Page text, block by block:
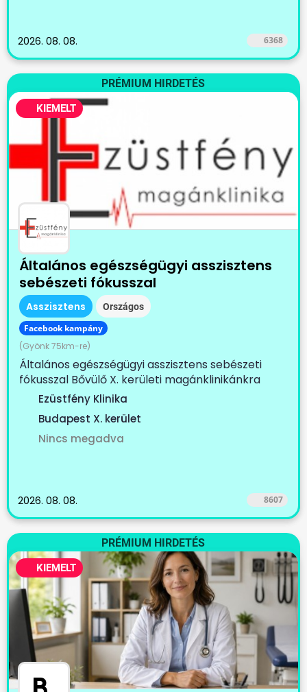
2026. 08. 08. 6368
PRÉMIUM HIRDETÉS
KIEMELT
Általános egészségügyi asszisztens
sebészeti fókusszal
Asszisztens Országos
Facebook kampány
(Gyönk 75km-re)
Általános egészségügyi asszisztens sebészeti
fókusszal Bővülő X. kerületi magánklinikánkra
keresünk...
Ezüstfény Klinika
Budapest X. kerület
Nincs megadva
2026. 08. 08. 8607
PRÉMIUM HIRDETÉS
KIEMELT